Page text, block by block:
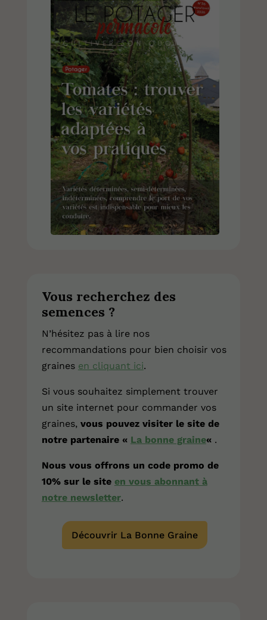
Vous recherchez des
semences ?
N’hésitez pas à lire nos
recommandations pour bien choisir vos
graines en cliquant ici.
Si vous souhaitez simplement trouver
un site internet pour commander vos
graines, vous pouvez visiter le site de
notre partenaire « La bonne graine« .
Nous vous offrons un code promo de
10% sur le site en vous abonnant à
notre newsletter.
Découvrir La Bonne Graine